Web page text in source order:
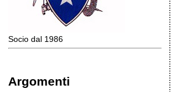
Socio dal 1986
Argomenti